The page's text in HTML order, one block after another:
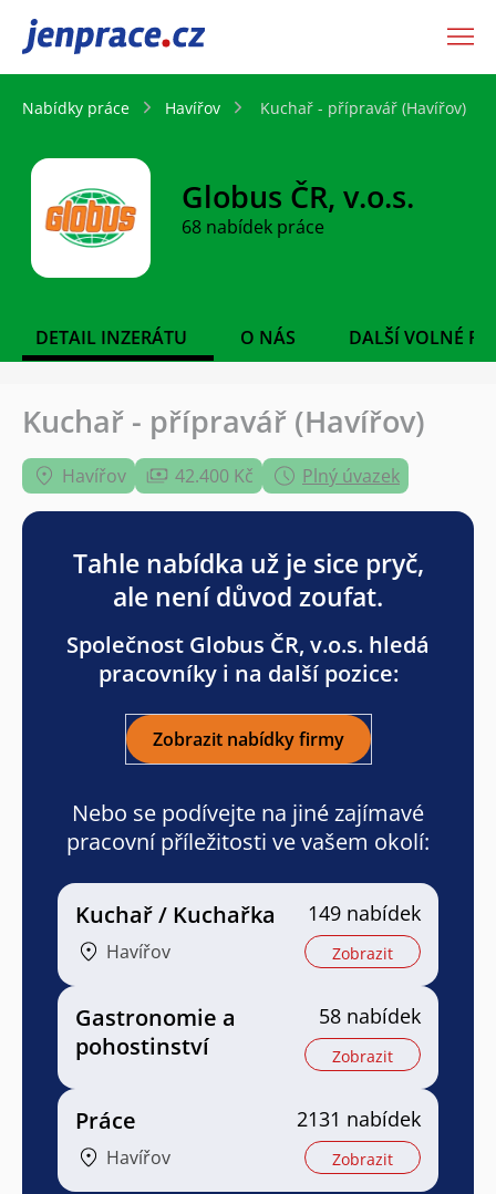
JenPráce.cz
Nabídky práce Havířov Kuchař - přípravář (Havířov)
Globus ČR, v.o.s.
68 nabídek práce
DETAIL INZERÁTU O NÁS DALŠÍ VOLNÉ
Kuchař - přípravář (Havířov)
Havířov 42.400 Kč Plný úvazek
Tahle nabídka už je sice pryč,
ale není důvod zoufat.
Společnost Globus ČR, v.o.s. hledá
pracovníky i na další pozice:
Zobrazit nabídky firmy
Nebo se podívejte na jiné zajímavé
pracovní příležitosti ve vašem okolí:
Kuchař / Kuchařka
Havířov
149 nabídek
Zobrazit
Gastronomie a
pohostinství
58 nabídek
Zobrazit
Práce
Havířov
2131 nabídek
Zobrazit